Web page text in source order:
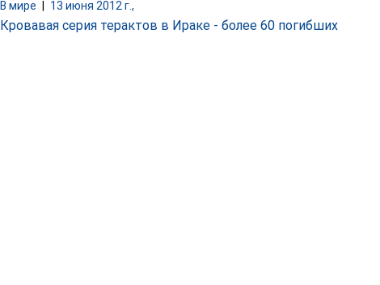
В мире 13 июня 2012 г.,
Кровавая серия терактов в Ираке - более 60 погибших